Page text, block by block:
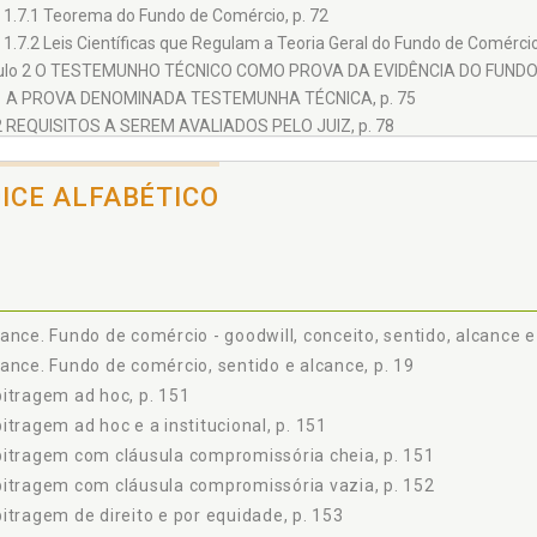
1.7.1 Teorema do Fundo de Comércio, p. 72
1.7.2 Leis Científicas que Regulam a Teoria Geral do Fundo de
2 O TESTEMUNHO TÉCNICO COMO PROVA DA EVIDÊNCIA DO
A PROVA DENOMINADA TESTEMUNHA TÉCNICA, p. 75
REQUISITOS A SEREM AVALIADOS PELO JUIZ, p. 78
A FUNDAMENTAÇÃO CONTÁBIL COMO ELEMENTO DE CONVICÇÃO, p.
A RETÓRICA E O TESTEMUNHO TÉCNICO, p. 80
NÃO RENOVAÇÃO, p. 83
FUNDO DE COMÉRCIO - GOODWILL E A LEI DE LOCAÇÃO EM
FUNDO DE COMÉRCIO - GOODWILL NOS SHOPPING CENTERS,
3.2.1 Particularidades e Interesses Eminentemente Econômicos,
O FUNDO DE COMÉRCIO NOS CASOS DE POSTOS DE COMBUSTÍVEIS,
OS FREGUESES E OS LUCROS ORIUNDOS DA FUNÇÃO SOCIAL DO
OS PRINCÍPIOS LOCATÍCIOS, p. 100
3.5.1 Princípio de Reaver a Posse do Imóvel Respeitando o Contrato de
3.5.2 O Princípio da Liberdade de Contratar, p. 102
ALFABÉTICO
Fundo de comércio - goodwill, conceito, sentido, alcance
Fundo de comércio, sentido e alcance, p. 19
ad hoc, p. 151
ad hoc e a institucional, p. 151
com cláusula compromissória cheia, p. 151
com cláusula compromissória vazia, p. 152
de direito e por equidade, p. 153